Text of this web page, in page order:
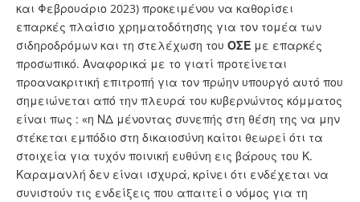
και Φεβρουάριο 2023) προκειμένου να καθορίσει
επαρκές πλαίσιο χρηματοδότησης για τον τομέα των
σιδηροδρόμων και τη στελέχωση του ΟΣΕ με επαρκές
προσωπικό. Αναφορικά με το γιατί προτείνεται
προανακριτική επιτροπή για τον πρώην υπουργό αυτό που
σημειώνεται από την πλευρά του κυβερνώντος κόμματος
είναι πως : «η ΝΔ μένοντας συνεπής στη θέση της να μην
στέκεται εμπόδιο στη δικαιοσύνη καίτοι θεωρεί ότι τα
στοιχεία για τυχόν ποινική ευθύνη εις βάρους του Κ.
Καραμανλή δεν είναι ισχυρά, κρίνει ότι ενδέχεται να
συνιστούν τις ενδείξεις που απαιτεί ο νόμος για τη